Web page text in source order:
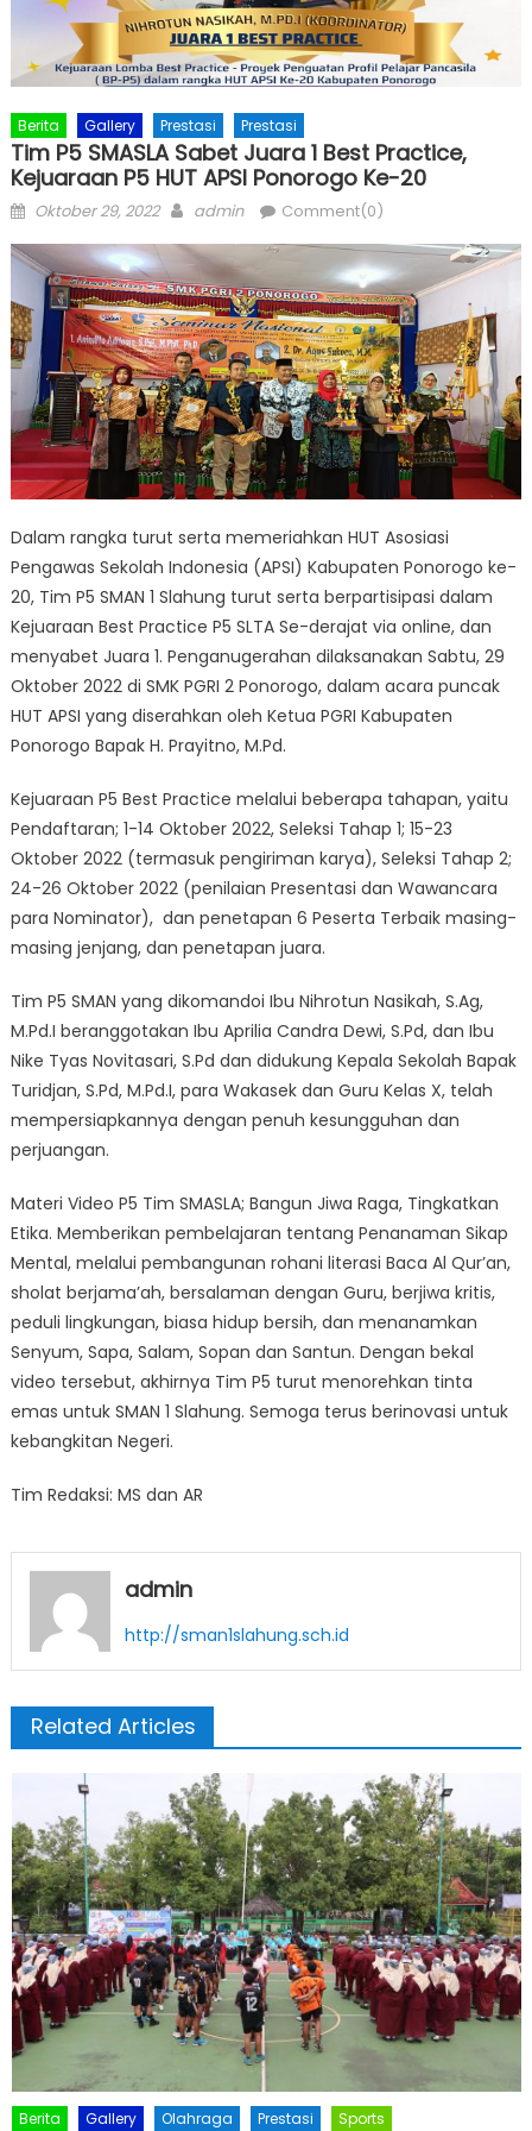
Berita Gallery Prestasi Prestasi
Tim P5 SMASLA Sabet Juara 1 Best Practice,
Kejuaraan P5 HUT APSI Ponorogo Ke-20
Posted
Oktober 29, 2022 Author
admin Comment(0)
Dalam rangka turut serta memeriahkan HUT Asosiasi
Pengawas Sekolah Indonesia (APSI) Kabupaten Ponorogo ke-
20, Tim P5 SMAN 1 Slahung turut serta berpartisipasi dalam
Kejuaraan Best Practice P5 SLTA Se-derajat via online, dan
menyabet Juara 1. Penganugerahan dilaksanakan Sabtu, 29
Oktober 2022 di SMK PGRI 2 Ponorogo, dalam acara puncak
HUT APSI yang diserahkan oleh Ketua PGRI Kabupaten
Ponorogo Bapak H. Prayitno, M.Pd.
Kejuaraan P5 Best Practice melalui beberapa tahapan, yaitu
Pendaftaran; 1-14 Oktober 2022, Seleksi Tahap 1; 15-23
Oktober 2022 (termasuk pengiriman karya), Seleksi Tahap 2;
24-26 Oktober 2022 (penilaian Presentasi dan Wawancara
para Nominator), dan penetapan 6 Peserta Terbaik masing-
masing jenjang, dan penetapan juara.
Tim P5 SMAN yang dikomandoi Ibu Nihrotun Nasikah, S.Ag,
M.Pd.I beranggotakan Ibu Aprilia Candra Dewi, S.Pd, dan Ibu
Nike Tyas Novitasari, S.Pd dan didukung Kepala Sekolah Bapak
Turidjan, S.Pd, M.Pd.I, para Wakasek dan Guru Kelas X, telah
mempersiapkannya dengan penuh kesungguhan dan
perjuangan.
Materi Video P5 Tim SMASLA; Bangun Jiwa Raga, Tingkatkan
Etika. Memberikan pembelajaran tentang Penanaman Sikap
Mental, melalui pembangunan rohani literasi Baca Al Qur’an,
sholat berjama’ah, bersalaman dengan Guru, berjiwa kritis,
peduli lingkungan, biasa hidup bersih, dan menanamkan
Senyum, Sapa, Salam, Sopan dan Santun. Dengan bekal
video tersebut, akhirnya Tim P5 turut menorehkan tinta
emas untuk SMAN 1 Slahung. Semoga terus berinovasi untuk
kebangkitan Negeri.
Tim Redaksi: MS dan AR
admin
http://sman1slahung.sch.id
Related Articles
Berita Gallery Olahraga Prestasi Sports